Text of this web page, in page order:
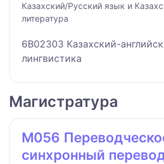
Казахский/Русский язык и
литература
6B02303 Казахский-
лингвистика
Магистратура
M056
синхронный